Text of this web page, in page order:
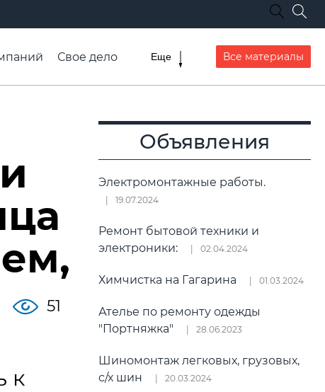
Свое дело
Еще Все материалы
51
к
Объявления
Электромонтажные работы.
19.07.2024
Ремонт бытовой техники и
электроники:
02.04.2024
Химчистка на Гагарина 01.03.2024
Ателье по ремонту одежды
"Портняжка"
28.06.2023
Шиномонтаж легковых, грузовых,
с/х шин
20.03.2024